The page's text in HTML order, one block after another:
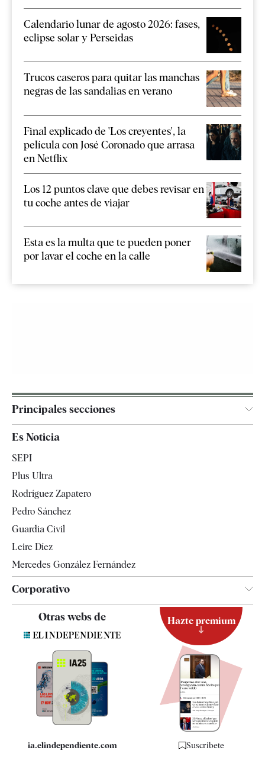
Calendario lunar de agosto 2026: fases,
eclipse solar y Perseidas
Trucos caseros para quitar las manchas
negras de las sandalias en verano
Final explicado de 'Los creyentes', la
película con José Coronado que arrasa
en Netflix
Los 12 puntos clave que debes revisar en
tu coche antes de viajar
Esta es la multa que te pueden poner
por lavar el coche en la calle
Principales secciones
España
Televisión
Es Noticia
SEPI
Plus Ultra
Rodríguez Zapatero
Pedro Sánchez
Guardia Civil
Leire Díez
Mercedes González Fernández
Corporativo
Contacto
Quiénes somos
Especificaciones
Otras webs de
ia.elindependiente.com
Hazte premium
Suscríbete